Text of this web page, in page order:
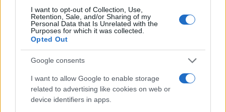
I want to opt-out of Collection, Use,
Retention, Sale, and/or Sharing of my
Personal Data that Is Unrelated with the
Purposes for which it was collected.
Opted Out
Google consents
I want to allow Google to enable storage
related to advertising like cookies on web or
device identifiers in apps.